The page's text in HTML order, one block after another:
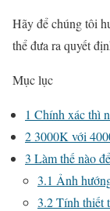
Hãy để chúng tôi
thể đưa ra quyết
Mục lục
1 Chính xác thì
23000K với
3 Làm thế nào
3.1 Ảnh
3.2Tính thiết